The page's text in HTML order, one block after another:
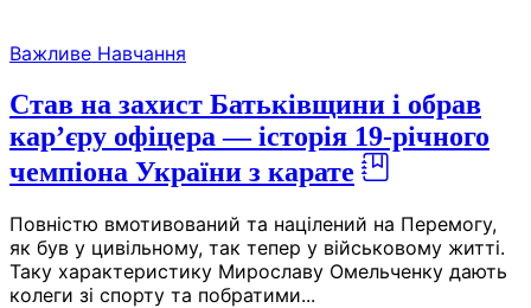
Skip
the
content
Важливе Навчання
Став на захист Батьківщини і обрав
кар’єру офіцера — історія 19-річного
чемпіона України з карате
Повністю вмотивований та націлений на Перемогу,
як був у цивільному, так тепер у військовому житті.
Таку характеристику Мирославу Омельченку дають
колеги зі спорту та побратими...